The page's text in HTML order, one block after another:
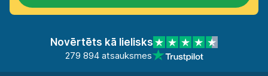
Novērtēts kā lielisks
279 894 atsauksmes